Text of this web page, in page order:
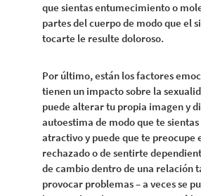
que sientas entumecimiento o
partes del cuerpo de modo que el
tocarte le resulte doloroso.
Por último, están los factores
tienen un impacto sobre la
puede alterar tu propia imagen y
autoestima de modo que te sientas
atractivo y puede que te preocupe
rechazado o de sentirte
de cambio dentro de una relación
provocar problemas – a veces se